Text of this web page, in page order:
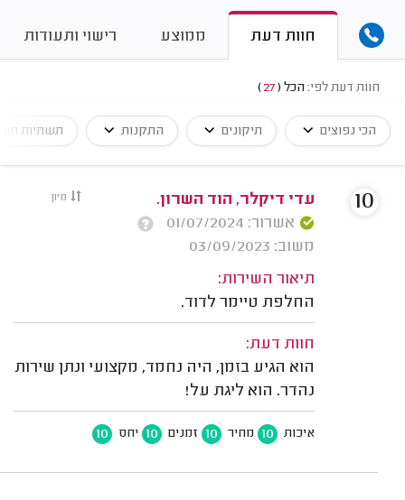
חוות דעת ממוצע רישוי ותעודות
חוות דעת לפי: הכל (
27
)
הכי נפוצים תיקונים התקנות תשתיות
מיון
עדי דיקלר, הוד השרון.
אשרור: 01/07/2024
משוב: 03/09/2023
תיאור השירות:
החלפת טיימר לדוד.
חוות דעת:
הוא הגיע בזמן, היה נחמד, מקצועי ונתן שירות
נהדר. הוא ליגת על!
איכות 10 מחיר 10 זמנים 10 יחס 10
10